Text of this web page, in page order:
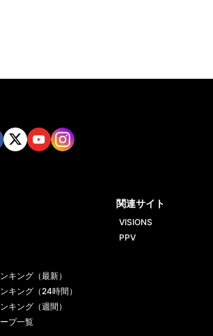
キング（最新）
キング（24時間）
キング（週間）
プ一覧
関連サイト
VISIONS
PPV